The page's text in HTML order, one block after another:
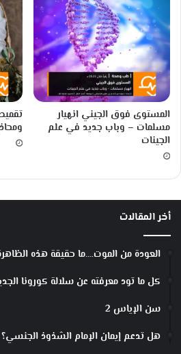
ا
ل
أ
ي
ر
ن
د
ي
م
ن
ت
م
المستوى فوق الجيني انهيار
مسلمات – وباب جديد في علم
الجينات
أخر المقالات
العودة من الموت….ما حقيقة هذه
كل ما تود معرفته عن سلالة كورونا
سن الإياس 2
هل تدعم إيمان الإمام الشذوذ الجنسي؟